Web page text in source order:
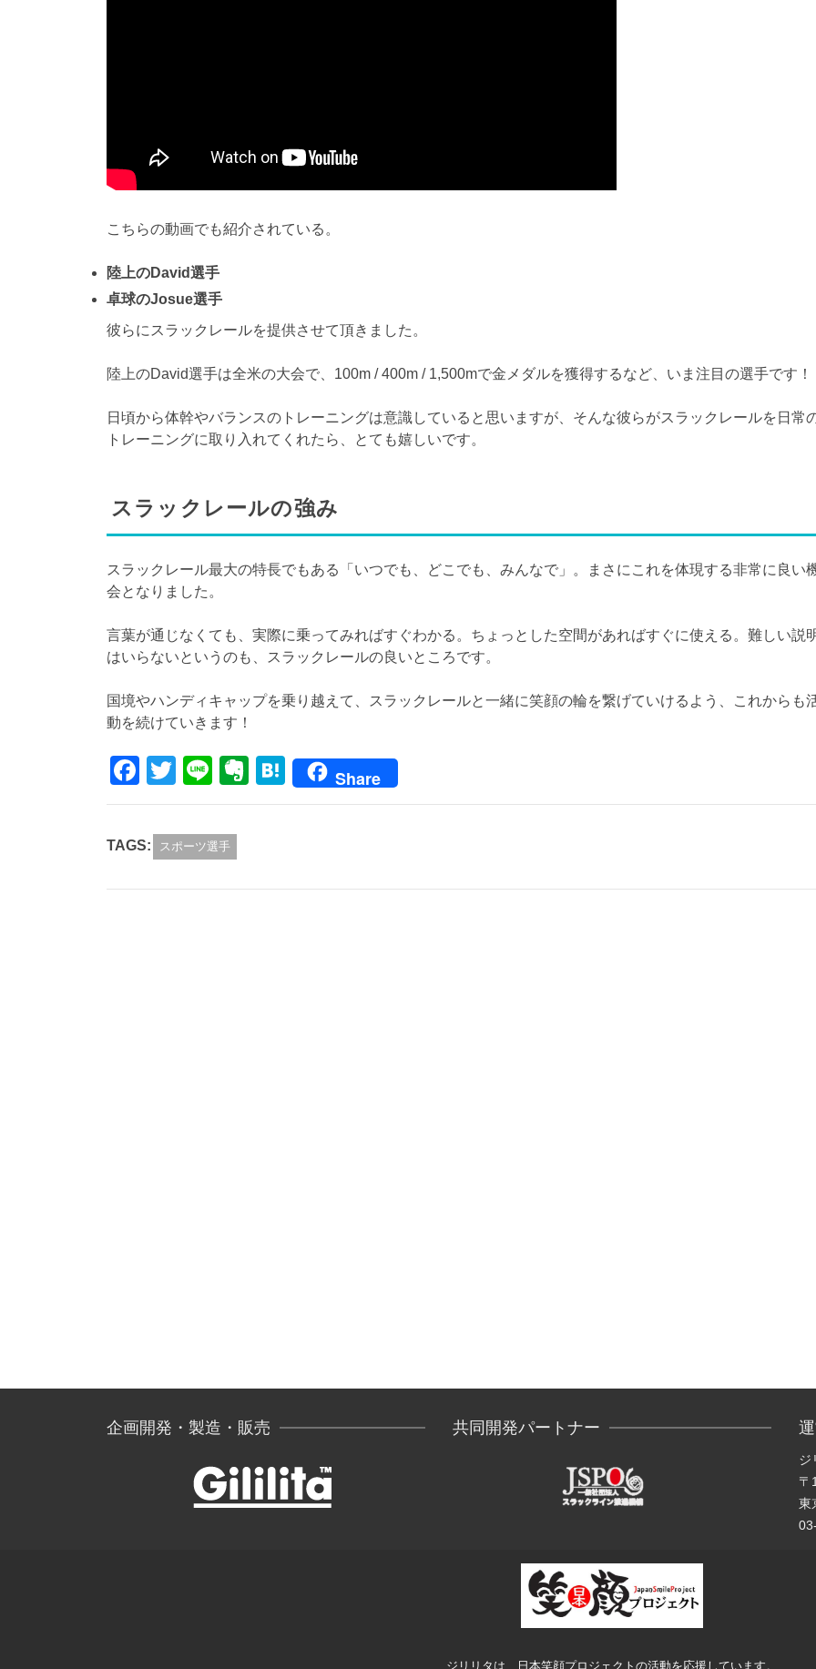
こちらの動画でも紹介されている。
陸上のDavid選手
卓球のJosue選手
彼らにスラックレールを提供させて頂きました。
陸上のDavid選手は全米の大会で、100m / 400m / 1,500mで金メダルを獲得するなど、いま注目の選手です！
日頃から体幹やバランスのトレーニングは意識していると思いますが、そんな彼らがスラックレールを日常
トレーニングに取り入れてくれたら、とても嬉しいです。
スラックレールの強み
スラックレール最大の特長でもある「いつでも、どこでも、みんなで」。まさにこれを体現する非常に良い
会となりました。
言葉が通じなくても、実際に乗ってみればすぐわかる。ちょっとした空間があればすぐに使える。難しい説
はいらないというのも、スラックレールの良いところです。
国境やハンディキャップを乗り越えて、スラックレールと一緒に笑顔の輪を繋げていけるよう、これからも
動を続けていきます！
Facebook
TwitterLineEvernote
Hatena
Share
TAGS: スポーツ選手
企画開発・製造・販売 共同開発パートナー
ジ
〒
東
ジリリタは、日本笑顔プロジェクトの活動を応援しています。